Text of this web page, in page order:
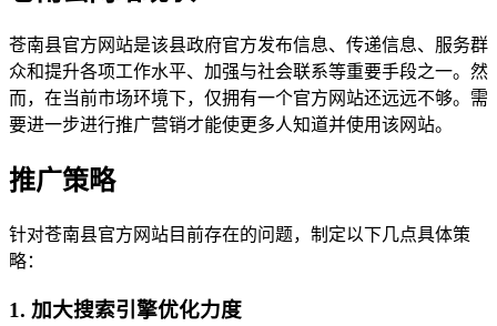
苍南县官方网站是该县政府官方发布信息、传递信息、服务群
众和提升各项工作水平、加强与社会联系等重要手段之一。然
而，在当前市场环境下，仅拥有一个官方网站还远远不够。需
要进一步进行推广营销才能使更多人知道并使用该网站。
推广策略
针对苍南县官方网站目前存在的问题，制定以下几点具体策
略：
1. 加大搜索引擎优化力度